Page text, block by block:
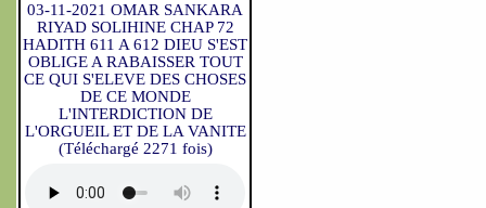
03-11-2021 OMAR SANKARA
RIYAD SOLIHINE CHAP 72
HADITH 611 A 612 DIEU S'EST
OBLIGE A RABAISSER TOUT
CE QUI S'ELEVE DES CHOSES
DE CE MONDE
L'INTERDICTION DE
L'ORGUEIL ET DE LA VANITE
(Téléchargé 2271 fois)